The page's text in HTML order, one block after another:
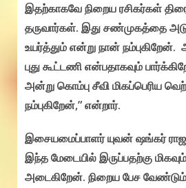
இதற்காகவே நிறைய ரசிகர்கள்
தருவார்கள். இது சண்முகத்தை
உயர்த்தும் என்று நான்
புது கூட்டணி என்பதாகவும்
அன்று கொம்பு சீவி மிகப்பெரிய
நம்புகிறேன்,” என்றார்.
இசையமைப்பாளர் யுவன் ஷங்கர்
இந்த மேடையில் இருப்பதற்கு
அடைகிறேன். நிறைய பேச